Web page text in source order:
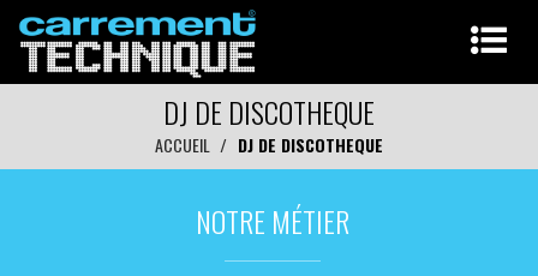
DJ DE DISCOTHEQUE
ACCUEIL DJ DE DISCOTHEQUE
NOTRE MÉTIER